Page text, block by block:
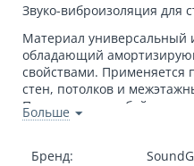
Звуко-виброизоляция для
Материал универсальный
обладающий
свойствами. Применяется
стен, потолков и
Представляет собой с
спрессованный
Больше
Бренд: